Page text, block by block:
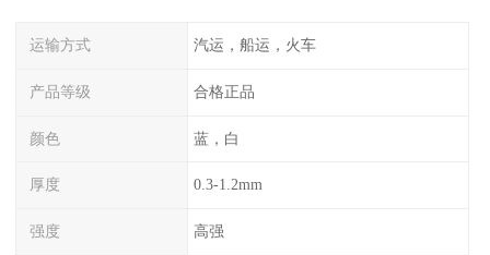
运输方式 汽运，船运，火车
产品等级 合格正品
颜色 蓝，白
厚度 0.3-1.2mm
强度 高强